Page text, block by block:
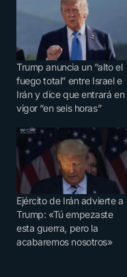
Trump anuncia un “alto el
fuego total” entre Israel e
Irán y dice que entrará en
vigor “en seis horas”
Ejército de Irán advierte a
Trump: «Tú empezaste
esta guerra, pero la
acabaremos nosotros»